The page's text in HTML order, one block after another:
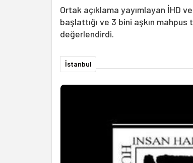
Ortak açıklama yayımlayan İHD
başlattığı ve 3 bini aşkın
değerlendirdi.
İstanbul